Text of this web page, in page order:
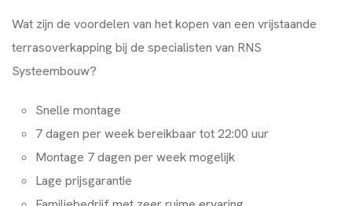
Wat zijn de voordelen van het kopen van een vrijstaande
terrasoverkapping bij de specialisten van RNS
Systeembouw?
Snelle montage
7 dagen per week bereikbaar tot 22:00 uur
Montage 7 dagen per week mogelijk
Lage prijsgarantie